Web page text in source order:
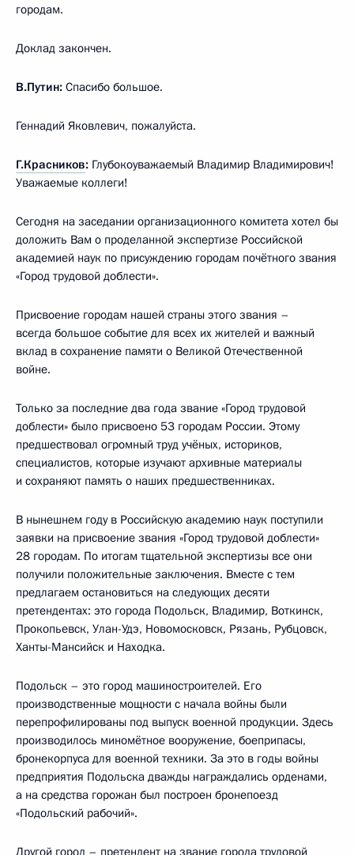
городам.
Доклад закончен.
В.Путин: Спасибо большое.
Геннадий Яковлевич, пожалуйста.
Г.Красников: Глубокоуважаемый Владимир Владимирович!
Уважаемые коллеги!
Сегодня на заседании организационного комитета хотел бы
доложить Вам о проделанной экспертизе Российской
академией наук по присуждению городам почётного звания
«Город трудовой доблести».
Присвоение городам нашей страны этого звания –
всегда большое событие для всех их жителей и важный
вклад в сохранение памяти о Великой Отечественной
войне.
Только за последние два года звание «Город трудовой
доблести» было присвоено 53 городам России. Этому
предшествовал огромный труд учёных, историков,
специалистов, которые изучают архивные материалы
и сохраняют память о наших предшественниках.
В нынешнем году в Российскую академию наук поступили
заявки на присвоение звания «Город трудовой доблести»
28 городам. По итогам тщательной экспертизы все они
получили положительные заключения. Вместе с тем
предлагаем остановиться на следующих десяти
претендентах: это города Подольск, Владимир, Воткинск,
Прокопьевск, Улан-Удэ, Новомосковск, Рязань, Рубцовск,
Ханты-Мансийск и Находка.
Подольск – это город машиностроителей. Его
производственные мощности с начала войны были
перепрофилированы под выпуск военной продукции. Здесь
производилось миномётное вооружение, боеприпасы,
бронекорпуса для военной техники. За это в годы войны
предприятия Подольска дважды награждались орденами,
а на средства горожан был построен бронепоезд
«Подольский рабочий».
Другой город – претендент на звание города трудовой